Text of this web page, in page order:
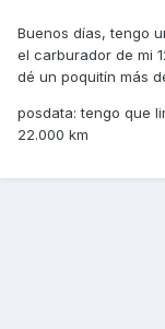
Buenos días, tengo
el carburador de mi
dé un poquitín más
posdata: tengo que
22.000 km